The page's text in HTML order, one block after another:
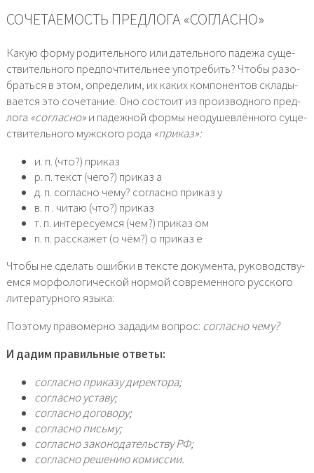
СОЧЕТАЕМОСТЬ ПРЕДЛОГА «СОГЛАСНО»
Какую фор­му роди­тель­но­го или датель­но­го паде­жа суще­
стви­тель­но­го пред­по­чти­тель­нее упо­тре­бить? Чтобы разо­
брать­ся в этом, опре­де­лим, их каких ком­по­нен­тов скла­ды­
ва­ет­ся это соче­та­ние. Оно состо­ит из про­из­вод­но­го пред­
ло­га «соглас­но»и падеж­ной фор­мы неоду­шев­лён­но­го суще­
стви­тель­но­го муж­ско­го рода «при­каз»:
и. п. (что?) при­каз
р. п. текст (чего?) при­каз а
д. п. соглас­но чему? соглас­но при­каз у
в. п . читаю (что?) при­каз
т. п. инте­ре­су­ем­ся (чем?) при­каз ом
п. п. рас­ска­жет (о чём?) о при­каз е
Чтобы не сде­лать ошиб­ки в тек­сте доку­мен­та, руко­вод­ству­
ем­ся мор­фо­ло­ги­че­ской нор­мой совре­мен­но­го рус­ско­го
лите­ра­тур­но­го язы­ка:
Поэтому пра­во­мер­но зада­дим вопрос: соглас­но чему?
И дадим пра­виль­ные отве­ты:
соглас­но при­ка­зу дирек­то­ра;
соглас­но уста­ву;
соглас­но дого­во­ру;
соглас­но пись­му;
соглас­но зако­но­да­тель­ству РФ;
соглас­но реше­нию комис­сии.